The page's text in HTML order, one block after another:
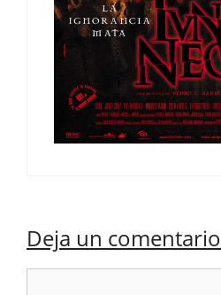
Deja un comentario